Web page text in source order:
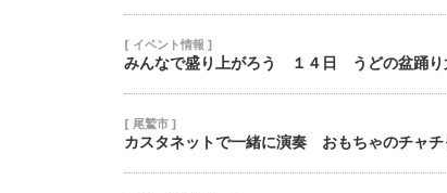
[ イベント情報 ]
みんなで盛り上がろう １４日 うどの盆踊
[ 尾鷲市 ]
カスタネットで一緒に演奏 おもちゃのチャチ